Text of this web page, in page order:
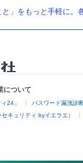
」をもっと手軽に。
について
24」 パスワード漏洩診
キュリティ byイエラエ）